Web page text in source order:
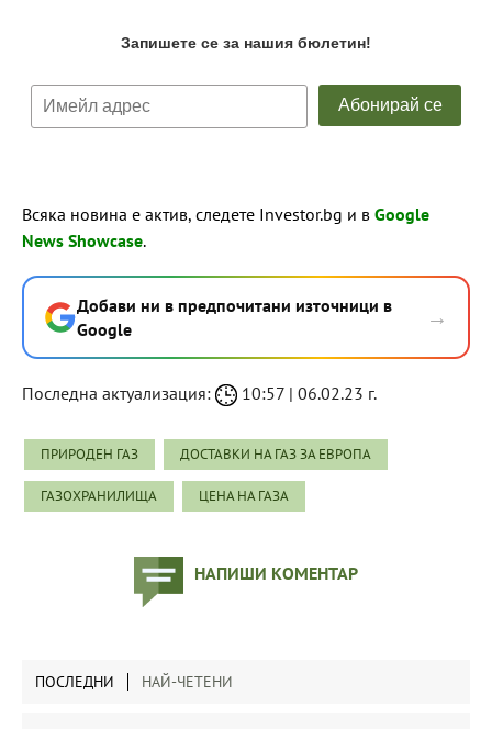
Всяка новина е актив, следете Investor.bg и в Google
News Showcase.
Добави ни в предпочитани източници в
Google
→
Последна актуализация: 10:57 | 06.02.23 г.
ПРИРОДЕН ГАЗ ДОСТАВКИ НА ГАЗ ЗА ЕВРОПА
ГАЗОХРАНИЛИЩА ЦЕНА НА ГАЗА
НАПИШИ КОМЕНТАР
ПОСЛЕДНИ НАЙ-ЧЕТЕНИ